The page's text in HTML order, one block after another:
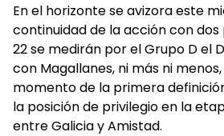
En el horizonte se avizora este
continuidad de la acción con dos
22 se medirán por el Grupo D el
con Magallanes, ni más ni
momento de la primera
la posición de privilegio en la
entre Galicia y Amistad.